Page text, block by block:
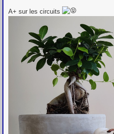
A+ sur les circuits